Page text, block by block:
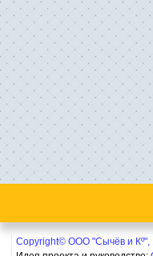
Copyright© ООО "Сычёв и Кº",